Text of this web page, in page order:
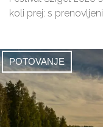
koli prej: s
POTOVANJE